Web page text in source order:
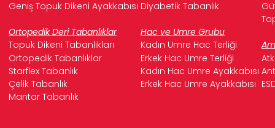
Geniş Topuk Dikeni Ayakkabısı Diyabetik Tabanlık
Ortopedik Deri Tabanlıklar
Hac ve Umre Grubu
Topuk Dikeni Tabanlıkları
Kadın Umre Hac Terliği
Ortopedik Tabanlıklar
Erkek Hac Umre Terliği
Starflex Tabanlık
Kadın Hac Umre Ayakkabısı
Çelik Tabanlık
Erkek Hac Umre Ayakkabısı
Mantar Tabanlık